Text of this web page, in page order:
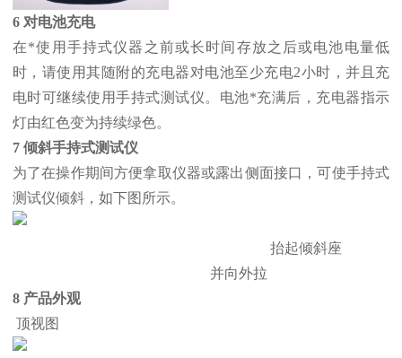
6 对电池充电
在*使用手持式仪器之前或长时间存放之后或电池电量低
时，请使用其随附的充电器对电池至少充电2小时，并且充
电时可继续使用手持式测试仪。电池*充满后，充电器指示
灯由红色变为持续绿色。
7 倾斜手持式测试仪
为了在操作期间方便拿取仪器或露出侧面接口，可使手持式
测试仪倾斜，如下图所示。
抬起倾斜座
并向外拉
8 产品外观
顶视图